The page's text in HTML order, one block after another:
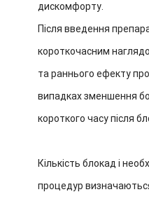
дискомфорту.
Після введення
короткочасним
та раннього ефекту
випадках зменшення
короткого часу після
Кількість блокад і
процедур